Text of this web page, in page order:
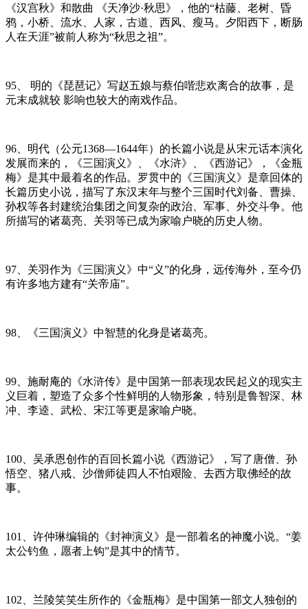
《汉宫秋》和散曲 《天净沙·秋思》，他的“枯藤、老树、昏
鸦，小桥、流水、人家，古道、西风、瘦马。夕阳西下，断肠
人在天涯”被前人称为“秋思之祖”。
95、 明的《琵琶记》写赵五娘与蔡伯喈悲欢离合的故事，是
元末成就较 影响也较大的南戏作品。
96、明代（公元1368—1644年）的长篇小说是从宋元话本演化
发展而来的，《三国演义》、《水浒》、《西游记》，《金瓶
梅》是其中最着名的作品。罗贯中的《三国演义》是章回体的
长篇历史小说，描写了东汉末年与整个三国时代刘备、曹操、
孙权等各封建统治集团之间复杂的政治、军事、外交斗争。他
所描写的诸葛亮、关羽等已成为家喻户晓的历史人物。
97、关羽作为《三国演义》中“义”的化身，远传海外，至今仍
有许多地方建有“关帝庙”。
98、《三国演义》中智慧的化身是诸葛亮。
99、施耐庵的《水浒传》是中国第一部表现农民起义的现实主
义巨着，塑造了众多个性鲜明的人物形象，特别是鲁智深、林
冲、李逵、武松、宋江等更是家喻户晓。
100、吴承恩创作的百回长篇小说《西游记》，写了唐僧、孙
悟空、猪八戒、沙僧师徒四人不怕艰险、去西方取佛经的故
事。
101、许仲琳编辑的《封神演义》是一部着名的神魔小说。“姜
太公钓鱼，愿者上钩”是其中的情节。
102、兰陵笑笑生所作的《金瓶梅》是中国第一部文人独创的